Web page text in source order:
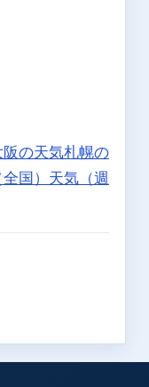
阪の天気札幌の
国） 天気（週